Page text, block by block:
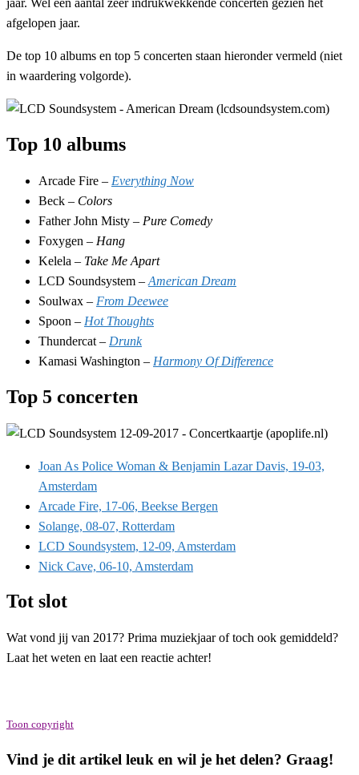
afgelopen jaar.
De top 10 albums en top 5 concerten staan hieronder vermeld (niet
in waardering volgorde).
Top 10 albums
Arcade Fire – Everything Now
Beck – Colors
Father John Misty – Pure Comedy
Foxygen – Hang
Kelela – Take Me Apart
LCD Soundsystem – American Dream
Soulwax – From Deewee
Spoon – Hot Thoughts
Thundercat – Drunk
Kamasi Washington – Harmony Of Difference
Top 5 concerten
Joan As Police Woman & Benjamin Lazar Davis, 19-03,
Amsterdam
Arcade Fire, 17-06, Beekse Bergen
Solange, 08-07, Rotterdam
LCD Soundsystem, 12-09, Amsterdam
Nick Cave, 06-10, Amsterdam
Tot slot
Wat vond jij van 2017? Prima muziekjaar of toch ook gemiddeld?
Laat het weten en laat een reactie achter!
Toon copyright
Vind je dit artikel leuk en wil je het delen? Graag!